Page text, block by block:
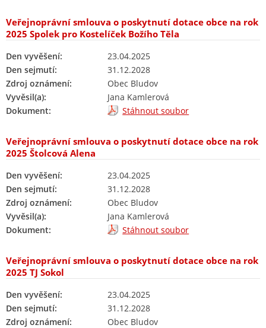
Veřejnoprávní smlouva o poskytnutí dotace obce na rok
2025 Spolek pro Kostelíček Božího Těla
Den vyvěšení:
23.04.2025
Den sejmutí:
31.12.2028
Zdroj oznámení:
Obec Bludov
Vyvěsil(a):
Jana Kamlerová
Dokument:
Stáhnout soubor
Veřejnoprávní smlouva o poskytnutí dotace obce na rok
2025 Štolcová Alena
Den vyvěšení:
23.04.2025
Den sejmutí:
31.12.2028
Zdroj oznámení:
Obec Bludov
Vyvěsil(a):
Jana Kamlerová
Dokument:
Stáhnout soubor
Veřejnoprávní smlouva o poskytnutí dotace obce na rok
2025 TJ Sokol
Den vyvěšení:
23.04.2025
Den sejmutí:
31.12.2028
Zdroj oznámení:
Obec Bludov